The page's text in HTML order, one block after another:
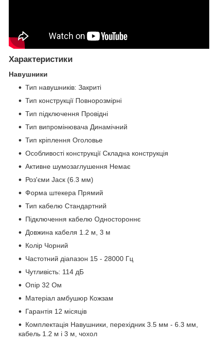
Характеристики
Навушники
Тип навушників: Закриті
Тип конструкції Повнорозмірні
Тип підключення Провідні
Тип випромінювача Динамічний
Тип кріплення Оголовье
Особливості конструкції Складна конструкція
Активне шумозаглушення Немає
Роз'єми Јаск (6.3 мм)
Форма штекера Прямий
Тип кабелю Стандартний
Підключення кабелю Одностороннє
Довжина кабеля 1.2 м, 3 м
Колір Чорний
Частотний діапазон 15 - 28000 Гц
Чутливість: 114 дБ
Опір 32 Ом
Матеріал амбушюр Кожзам
Гарантія 12 місяців
Комплектація Навушники, перехідник 3.5 мм - 6.3 мм,
кабель 1.2 м і 3 м, чохол